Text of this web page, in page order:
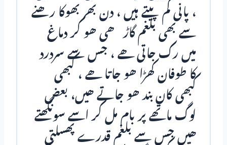
، پانی کم پیتے ہیں ، دن بھر بھوکا رھنے
سے بھی بلغم گاڑھی ھو کر دماغ
میں رک جاتی ھے ، جس سے سردرد
کا طوفان کھڑا ھو جاتا ھے ، کبھی
کبھی کان بند ھو جاتے ھیں، بعض
لوگ ماتھے پر بام مل کر اسے سونگھتے
ھیں جس سے بلغم قدرے پھسلتی